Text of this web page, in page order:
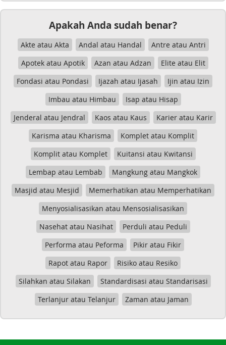
Apakah Anda sudah benar?
Akte atau Akta Andal atau Handal
Antre atau Antri
Apotek atau Apotik
Azan atau Adzan
Elite atau Elit
Fondasi atau Pondasi
Ijazah atau Ijasah
Ijin atau Izin
Imbau atau Himbau
Isap atau Hisap
Jenderal atau Jendral
Kaos atau Kaus
Karier atau Karir
Karisma atau Kharisma
Komplet atau Komplit
Komplit atau Komplet
Kuitansi atau Kwitansi
Lembap atau Lembab
Mangkung atau Mangkok
Masjid atau Mesjid
Memerhatikan atau Memperhatikan
Menyosialisasikan atau Mensosialisasikan
Nasehat atau Nasihat
Perduli atau Peduli
Performa atau Peforma
Pikir atau Fikir
Rapot atau Rapor
Risiko atau Resiko
Silahkan atau Silakan
Standardisasi atau Standarisasi
Terlanjur atau Telanjur
Zaman atau Jaman